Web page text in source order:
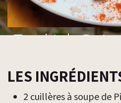
Tataki de
Création de
de
LES
2 cuillères à soupe de